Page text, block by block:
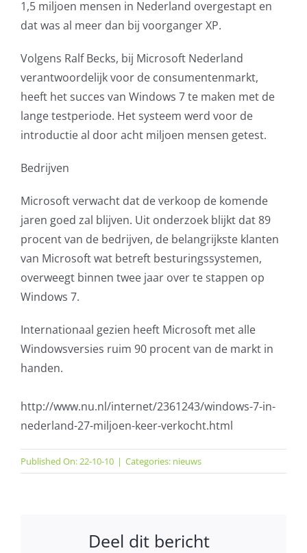
Microsoft software licenties
SLA overeenkomsten
Remote Help
WordPress SLA Contract
Contact
1,5 miljoen mensen in Nederland overgestapt en
dat was al meer dan bij voorganger XP.
Volgens Ralf Becks, bij Microsoft Nederland
verantwoordelijk voor de consumentenmarkt,
heeft het succes van Windows 7 te maken met de
lange testperiode. Het systeem werd voor de
introductie al door acht miljoen mensen getest.
Bedrijven
Microsoft verwacht dat de verkoop de komende
jaren goed zal blijven. Uit onderzoek blijkt dat 89
procent van de bedrijven, de belangrijkste klanten
van Microsoft wat betreft besturingssystemen,
overweegt binnen twee jaar over te stappen op
Windows 7.
Internationaal gezien heeft Microsoft met alle
Windowsversies ruim 90 procent van de markt in
handen.
http://www.nu.nl/internet/2361243/windows-7-in-
nederland-27-miljoen-keer-verkocht.html
Published On: 22-10-10 | Categories: nieuws
Deel dit bericht